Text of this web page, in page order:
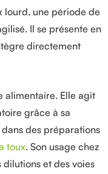
lourd, une période de
Il se présente en
directement
alimentaire. Elle agit
grâce à sa
des préparations
toux. Son usage chez
et des voies